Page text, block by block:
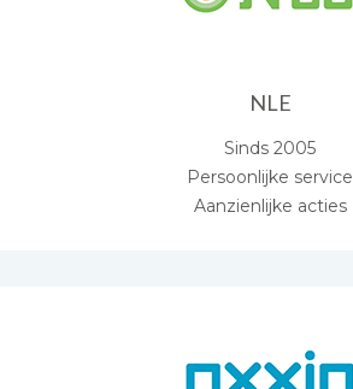
NLE
Sinds 2005
Persoonlijke service
Aanzienlijke acties